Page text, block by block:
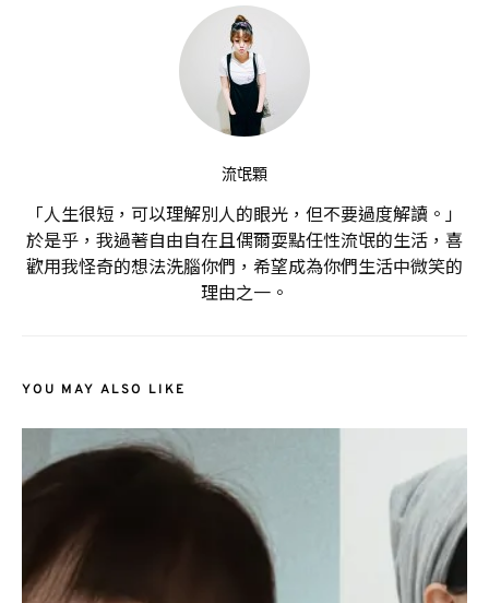
流氓顆
「人生很短，可以理解別人的眼光，但不要過度解讀。」
於是乎，我過著自由自在且偶爾耍點任性流氓的生活，喜
歡用我怪奇的想法洗腦你們，希望成為你們生活中微笑的
理由之一。
YOU MAY ALSO LIKE